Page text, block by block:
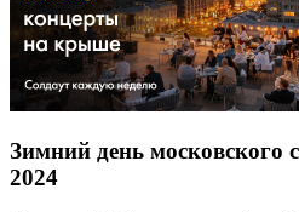
Зимний день московского
2024